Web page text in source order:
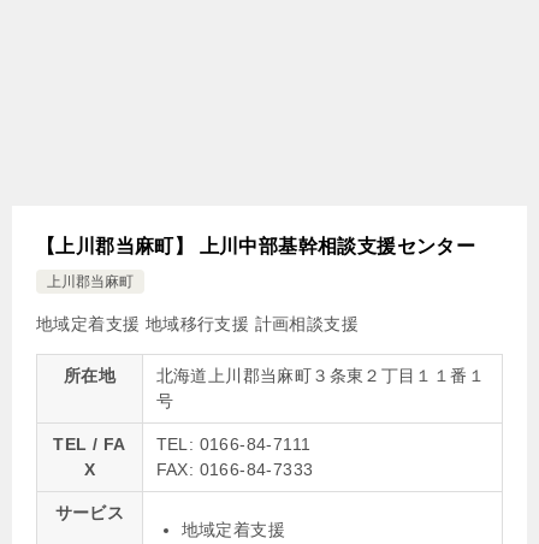
【上川郡当麻町】 上川中部基幹相談支援センター
上川郡当麻町
地域定着支援 地域移行支援 計画相談支援
所在地
北海道上川郡当麻町３条東２丁目１１番１
号
TEL / FA
X
TEL: 0166-84-7111
FAX: 0166-84-7333
サービス
地域定着支援